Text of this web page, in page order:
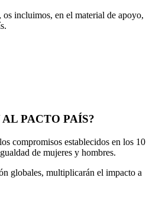
incluimos, en el material de apoyo,
PACTO PAÍS?
compromisos establecidos en los 10
de mujeres y hombres.
globales, multiplicarán el impacto a